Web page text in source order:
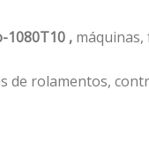
1080T10 ,
de rolamentos,